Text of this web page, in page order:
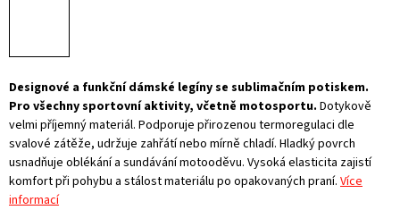
Designové a funkční dámské legíny se sublimačním potiskem.
Pro všechny sportovní aktivity, včetně motosportu. Dotykově
velmi příjemný materiál. Podporuje přirozenou termoregulaci dle
svalové zátěže, udržuje zahřátí nebo mírně chladí. Hladký povrch
usnadňuje oblékání a sundávání motooděvu. Vysoká elasticita zajistí
komfort při pohybu a stálost materiálu po opakovaných praní. Více
informací